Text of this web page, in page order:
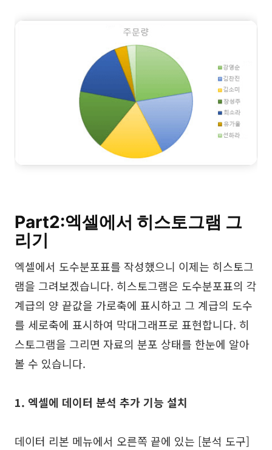
Part2:엑셀에서 히스토그램 그
리기
엑셀에서 도수분포표를 작성했으니 이제는 히스토그
램을 그려보겠습니다. 히스토그램은 도수분포표의 각
계급의 양 끝값을 가로축에 표시하고 그 계급의 도수
를 세로축에 표시하여 막대그래프로 표현합니다. 히
스토그램을 그리면 자료의 분포 상태를 한눈에 알아
볼 수 있습니다.
1. 엑셀에 데이터 분석 추가 기능 설치
데이터 리본 메뉴에서 오른쪽 끝에 있는 [분석 도구]